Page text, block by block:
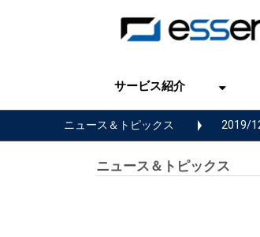
サービス紹介
ニュース＆トピックス 2019/
ニュース＆トピックス